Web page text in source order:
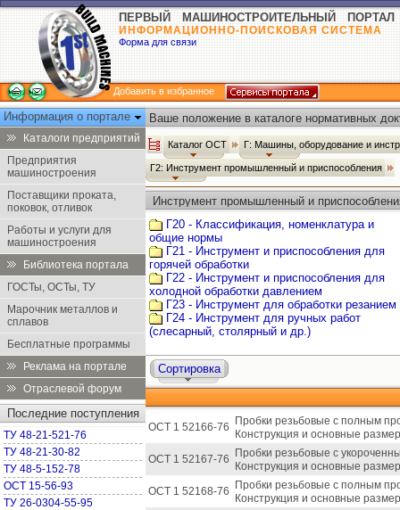
ПЕРВЫЙ МАШИНОСТРОИТЕЛЬНЫЙ ПОРТАЛ
ИНФОРМАЦИОННО-ПОИСКОВАЯ СИСТЕМА
Форма для связи
Добавить в избранное
Информация о портале
Каталоги предприятий
Предприятия
машиностроения
Поставщики проката,
поковок, отливок
Работы и услуги для
машиностроения
Библиотека портала
ГОСТы, ОСТы, ТУ
Марочник металлов и
сплавов
Бесплатные программы
Реклама на портале
Отраслевой форум
Последние поступления
ТУ 48-21-521-76
ТУ 48-21-30-82
ТУ 48-5-152-78
ОСТ 15-56-93
ТУ 26-0304-55-95
Ваше положение в каталоге нормативных
Каталог ОСТ Г: Машины, оборудование и
Г2: Инструмент промышленный и приспособления
Инструмент промышленный и
Г20 - Классификация, номенклатура и
общие нормы
Г21 - Инструмент и приспособления для
горячей обработки
Г22 - Инструмент и приспособления для
холодной обработки давлением
Г23 - Инструмент для обработки резанием
Г24 - Инструмент для ручных работ
(слесарный, столярный и др.)
Сортировка
ОСТ 1 52166-76
Пробки резьбовые с полным
Конструкция и основные
ОСТ 1 52167-76
Пробки резьбовые с
Конструкция и основные
ОСТ 1 52168-76
Пробки резьбовые с полным
Конструкция и основные